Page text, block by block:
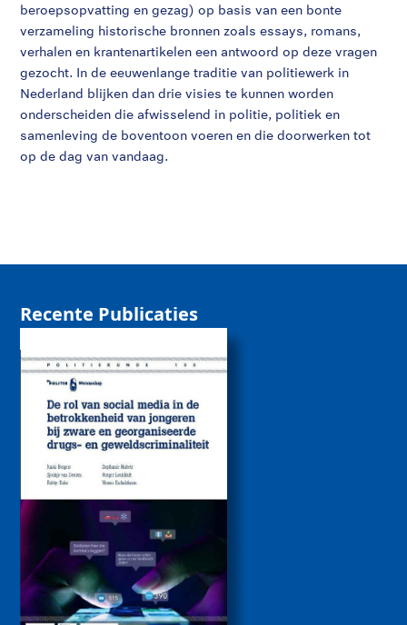
beroepsopvatting en gezag) op basis van een bonte
verzameling historische bronnen zoals essays, romans,
verhalen en krantenartikelen een antwoord op deze vragen
gezocht. In de eeuwenlange traditie van politiewerk in
Nederland blijken dan drie visies te kunnen worden
onderscheiden die afwisselend in politie, politiek en
samenleving de boventoon voeren en die doorwerken tot
op de dag van vandaag.
Recente Publicaties
De rol van sociale
media bij de
betrokkenheid van
jongeren bij zware
drugs- en
geweldscriminaliteit
2026
Politiekunde
Politiekunde